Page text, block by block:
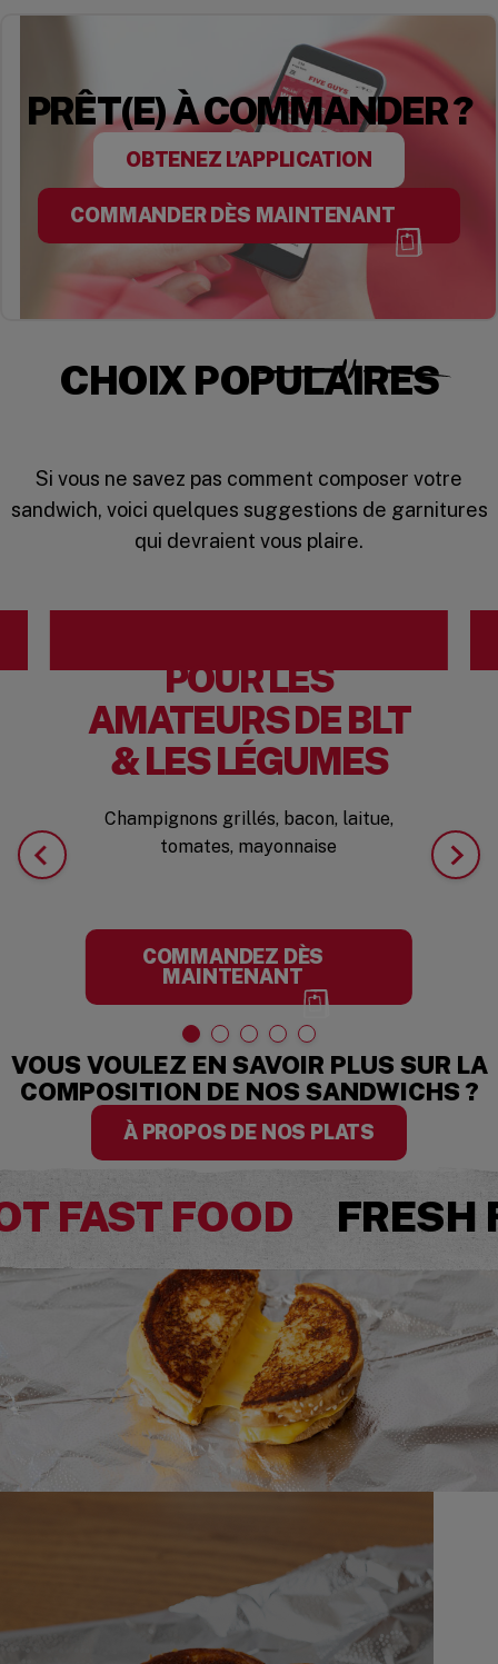
PRÊT(E) À COMMANDER ?
OBTENEZ L’APPLICATION
COMMANDER DÈS MAINTENANT
CHOIX POPULAIRES
Si vous ne savez pas comment composer votre
sandwich, voici quelques suggestions de garnitures
qui devraient vous plaire.
POUR LES
AMATEURS DE BLT
& LES LÉGUMES
Champignons grillés, bacon, laitue,
tomates, mayonnaise
COMMANDEZ DÈS
MAINTENANT
VOUS VOULEZ EN SAVOIR PLUS SUR LA
COMPOSITION DE NOS SANDWICHS ?
À PROPOS DE NOS PLATS
FAST FOOD FRESH